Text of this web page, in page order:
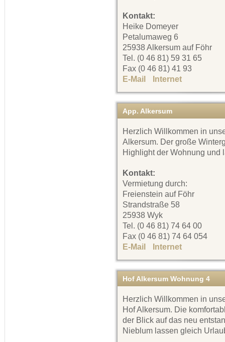
Kontakt:
Heike Domeyer
Petalumaweg 6
25938 Alkersum auf Föhr
Tel. (0 46 81) 59 31 65
Fax (0 46 81) 41 93
E-Mail
Internet
App. Alkersum
Herzlich Willkommen in
Alkersum. Der große
Highlight der Wohnung und
Kontakt:
Vermietung durch:
Freienstein auf Föhr
Strandstraße 58
25938 Wyk
Tel. (0 46 81) 74 64 00
Fax (0 46 81) 74 64 054
E-Mail
Internet
Hof Alkersum Wohnung 4
Herzlich Willkommen in
Hof Alkersum. Die
der Blick auf das neu
Nieblum lassen gleich